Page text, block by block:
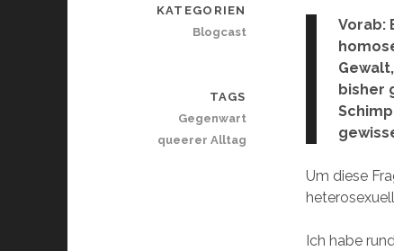
Vorab:
bisher
Um diese
Ich habe
KATEGORIEN
Blogcast
TAGS
Gegenwart
queerer Alltag